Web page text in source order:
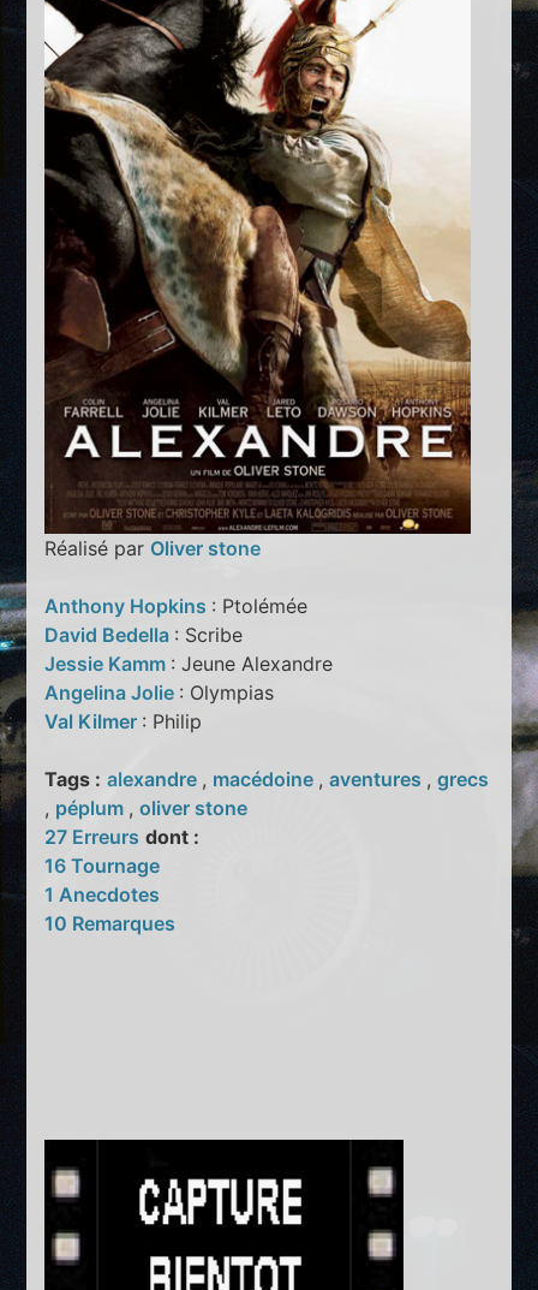
Réalisé par Oliver stone
Anthony Hopkins : Ptolémée
David Bedella : Scribe
Jessie Kamm : Jeune Alexandre
Angelina Jolie : Olympias
Val Kilmer : Philip
Tags : alexandre , macédoine ,aventures ,grecs
, péplum ,oliver stone
27 Erreurs dont :
16 Tournage
1 Anecdotes
10 Remarques